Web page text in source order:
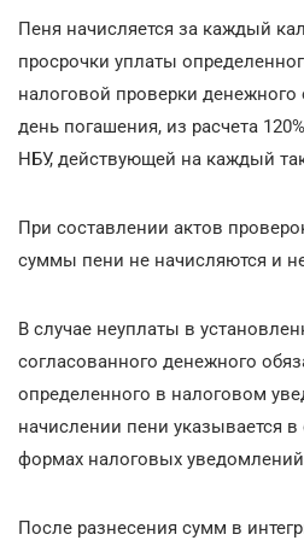
Пеня начисляется за каждый
просрочки уплаты
налоговой проверки денежного
день погашения, из расчета
НБУ, действующей на каждый
При составлении актов
суммы пени не начисляются и
В случае неуплаты в
согласованного денежного
определенного в налоговом
начислении пени указывается
формах налоговых
После разнесения сумм в